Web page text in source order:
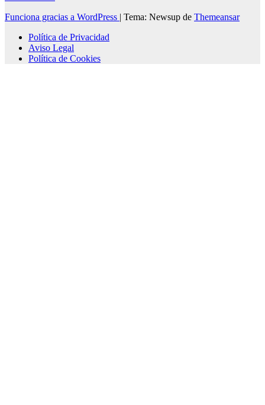
Funciona gracias a WordPress | Tema: Newsup de Themeansar
Política de Privacidad
Aviso Legal
Política de Cookies